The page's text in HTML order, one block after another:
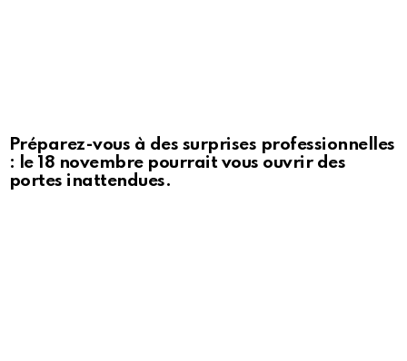
Préparez-vous à des surprises professionnelles
: le 18 novembre pourrait vous ouvrir des
portes inattendues.